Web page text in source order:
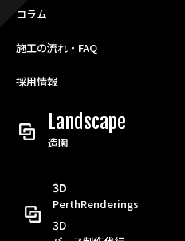
コラム
施工の流れ・FAQ
採用情報
Landscape
造園
3D
PerthRenderings
3D